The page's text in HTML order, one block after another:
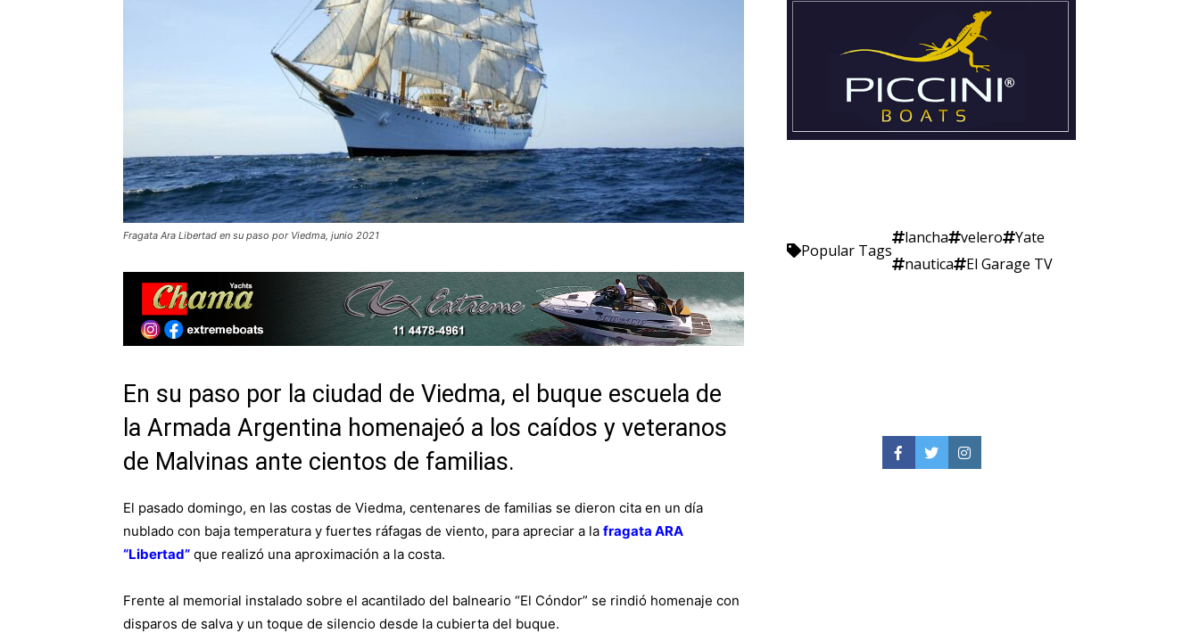
Fragata Ara Libertad en su paso por Viedma, junio 2021
En su paso por la ciudad de Viedma, el buque escuela de
la Armada Argentina homenajeó a los caídos y veteranos
de Malvinas ante cientos de familias.
El pasado domingo, en las costas de Viedma, centenares de familias se dieron cita en un día
nublado con baja temperatura y fuertes ráfagas de viento, para apreciar a la fragata ARA
“Libertad” que realizó una aproximación a la costa.
Frente al memorial instalado sobre el acantilado del balneario “El Cóndor” se rindió homenaje con
disparos de salva y un toque de silencio desde la cubierta del buque.
Popular Tags
lancha velero
Yate
nautica
El Garage TV
Facebook
TwitterInstagram